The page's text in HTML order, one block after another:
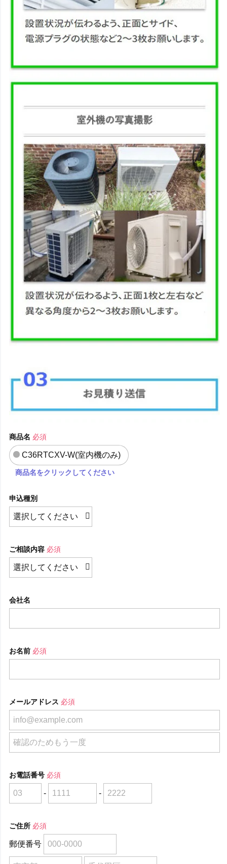
商品名 必須
C36RTCXV-W(室内機のみ)
商品名をクリックしてください
申込種別
ご相談内容 必須
会社名
お名前 必須
メールアドレス 必須
お電話番号 必須
- -
ご住所 必須
郵便番号